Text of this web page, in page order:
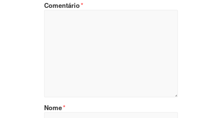
Comentário*
Nome*